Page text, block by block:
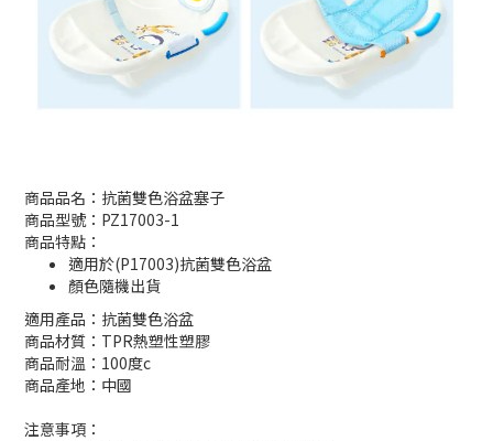
商品品名：抗菌雙色浴盆塞子
商品型號：PZ17003-1
商品特點：
適用於(P17003)抗菌雙色浴盆
顏色隨機出貨
適用產品：抗菌雙色浴盆
商品材質： TPR熱塑性塑膠
商品耐溫：100度c
商品產地：中國
注意事項：